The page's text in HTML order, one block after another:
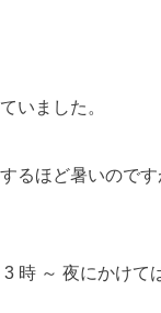
いました。
るほど暑いので
時 ～ 夜にかけて